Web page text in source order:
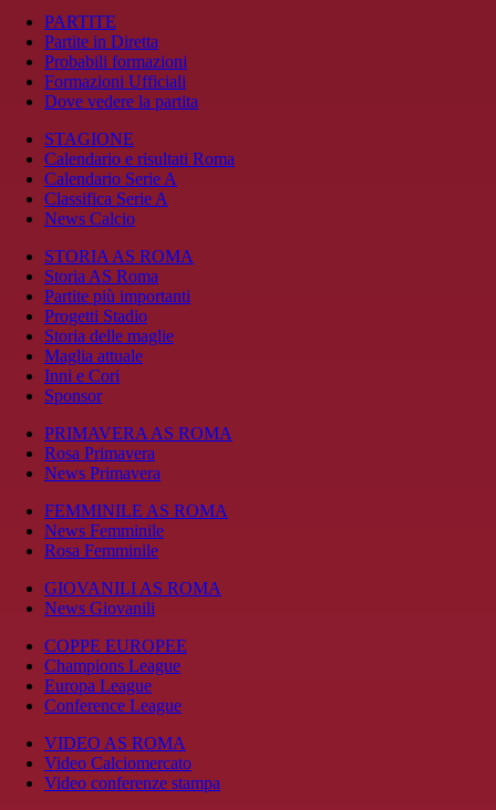
PARTITE
Partite in Diretta
Probabili formazioni
Formazioni Ufficiali
Dove vedere la partita
STAGIONE
Calendario e risultati Roma
Calendario Serie A
Classifica Serie A
News Calcio
STORIA AS ROMA
Storia AS Roma
Partite più importanti
Progetti Stadio
Storia delle maglie
Maglia attuale
Inni e Cori
Sponsor
PRIMAVERA AS ROMA
Rosa Primavera
News Primavera
FEMMINILE AS ROMA
News Femminile
Rosa Femminile
GIOVANILI AS ROMA
News Giovanili
COPPE EUROPEE
Champions League
Europa League
Conference League
VIDEO AS ROMA
Video Calciomercato
Video conferenze stampa